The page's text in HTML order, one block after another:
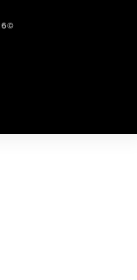
©2026 Montres TUDOR SA